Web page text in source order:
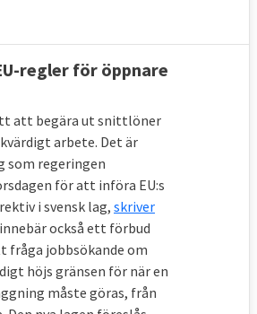
regler för öppnare
att begära ut snittlöner
arbete. Det är
som regeringen
för att införa EU:s
i svensk lag, skriver
också ett förbud
fråga jobbsökande om
höjs gränsen för när en
måste göras, från